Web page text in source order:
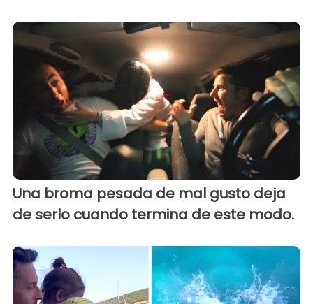
Una broma pesada de mal gusto deja
de serlo cuando termina de este modo.